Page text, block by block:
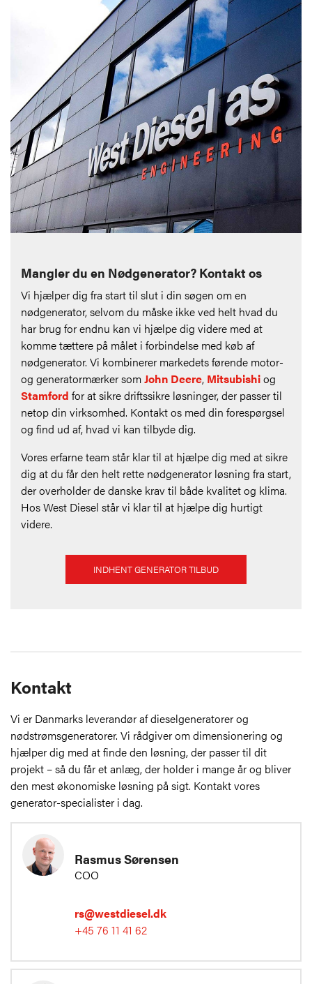
Mangler du en Nødgenerator? Kontakt os
Vi hjælper dig fra start til slut i din søgen om en
nødgenerator, selvom du måske ikke ved helt hvad du
har brug for endnu kan vi hjælpe dig videre med at
komme tættere på målet i forbindelse med køb af
nødgenerator. Vi kombinerer markedets førende motor-
og generatormærker somJohn Deere, Mitsubishiog
Stamford for at sikre driftssikre løsninger, der passer til
netop din virksomhed. Kontakt os med din forespørgsel
og find ud af, hvad vi kan tilbyde dig.
Vores erfarne team står klar til at hjælpe dig med at sikre
dig at du får den helt rette nødgenerator løsning fra start,
der overholder de danske krav til både kvalitet og klima.
Hos West Diesel står vi klar til at hjælpe dig hurtigt
videre.
INDHENT GENERATOR TILBUD
Kontakt
Vi er Danmarks leverandør af dieselgeneratorer og
nødstrømsgeneratorer. Vi rådgiver om dimensionering og
hjælper dig med at finde den løsning, der passer til dit
projekt – så du får et anlæg, der holder i mange år og bliver
den mest økonomiske løsning på sigt. Kontakt vores
generator-specialister i dag.
Rasmus Sørensen
COO
rs@westdiesel.dk
+45 76 11 41 62